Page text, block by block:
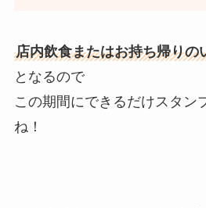
店内飲食またはお持ち帰りの
となるので
この期間にできるだけスタン
ね！